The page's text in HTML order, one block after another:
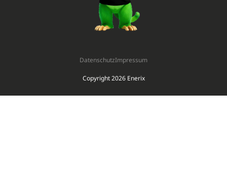
Copyright 2026 Enerix
DatenschutzImpressum